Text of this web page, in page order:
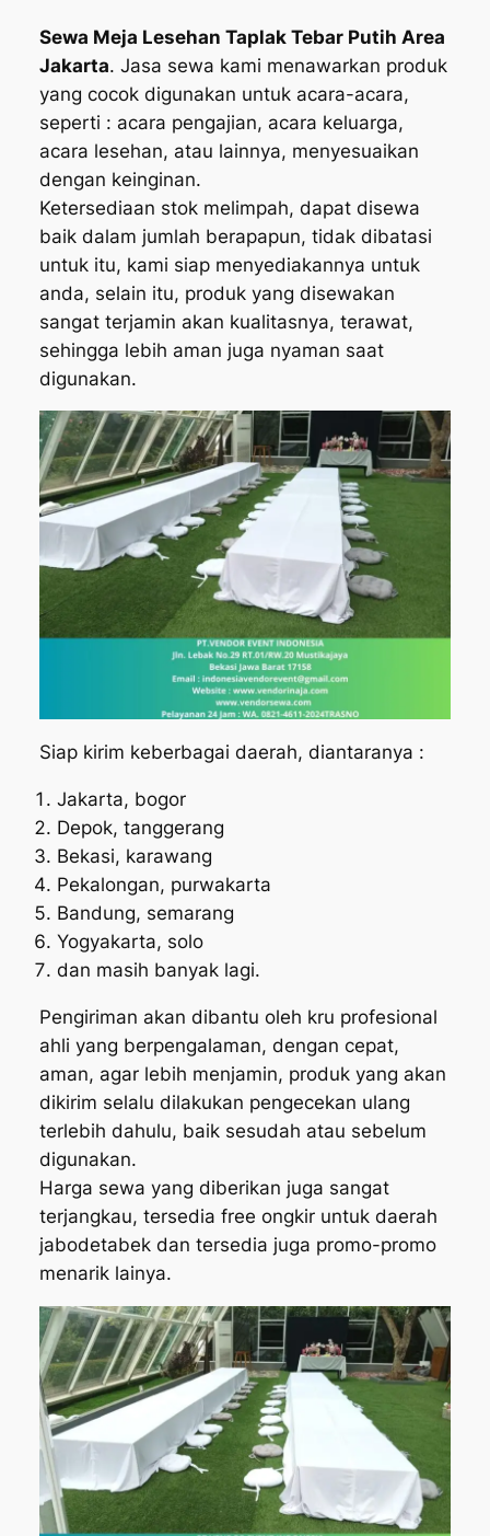
Sewa Meja Lesehan Taplak Tebar Putih Area
Jakarta. Jasa sewa kami menawarkan produk
yang cocok digunakan untuk acara-acara,
seperti : acara pengajian, acara keluarga,
acara lesehan, atau lainnya, menyesuaikan
dengan keinginan.
Ketersediaan stok melimpah, dapat disewa
baik dalam jumlah berapapun, tidak dibatasi
untuk itu, kami siap menyediakannya untuk
anda, selain itu, produk yang disewakan
sangat terjamin akan kualitasnya, terawat,
sehingga lebih aman juga nyaman saat
digunakan.
Siap kirim keberbagai daerah, diantaranya :
Jakarta, bogor
Depok, tanggerang
Bekasi, karawang
Pekalongan, purwakarta
Bandung, semarang
Yogyakarta, solo
dan masih banyak lagi.
Pengiriman akan dibantu oleh kru profesional
ahli yang berpengalaman, dengan cepat,
aman, agar lebih menjamin, produk yang akan
dikirim selalu dilakukan pengecekan ulang
terlebih dahulu, baik sesudah atau sebelum
digunakan.
Harga sewa yang diberikan juga sangat
terjangkau, tersedia free ongkir untuk daerah
jabodetabek dan tersedia juga promo-promo
menarik lainya.